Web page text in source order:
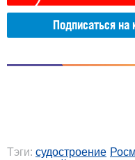
Подписаться на
Тэги: судостроение